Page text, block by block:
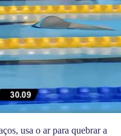
usa o ar para quebrar a